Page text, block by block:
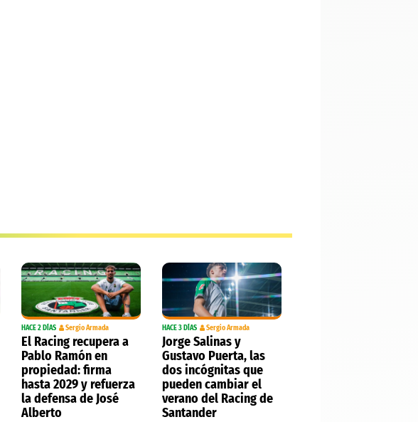
HACE 2 DÍAS Sergio Armada
El Racing recupera a
Pablo Ramón en
propiedad: firma
hasta 2029 y refuerza
la defensa de José
Alberto
HACE 3 DÍAS Sergio Armada
Jorge Salinas y
Gustavo Puerta, las
dos incógnitas que
pueden cambiar el
verano del Racing de
Santander